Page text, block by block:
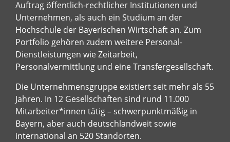
Auftrag öffentlich-rechtlicher Institutionen und
Unternehmen, als auch ein Studium an der
Hochschule der Bayerischen Wirtschaft an. Zum
Portfolio gehören zudem weitere Personal-
Dienstleistungen wie Zeitarbeit,
Personalvermittlung und eine Transfergesellschaft.
Die Unternehmensgruppe existiert seit mehr als 55
Jahren. In 12 Gesellschaften sind rund 11.000
Mitarbeiter*innen tätig – schwerpunktmäßig in
Bayern, aber auch deutschlandweit sowie
international an 520 Standorten.